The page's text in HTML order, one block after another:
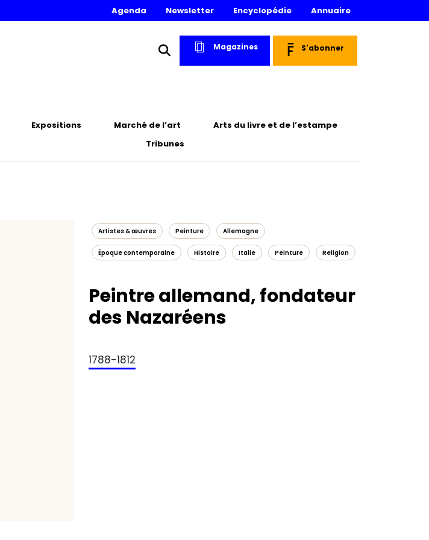
Agenda Newsletter Encyclopédie Annuaire
Magazines S'abonner
Expositions Marché de l’art
Arts du livre et de l’estampe
Tribunes
Artistes & œuvres Peinture Allemagne
Époque contemporaine Histoire Italie Peinture Religion
Peintre allemand, fondateur
des Nazaréens
1788-1812